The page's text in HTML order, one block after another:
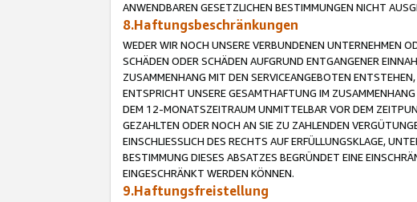
ANWENDBAREN GESETZLICHEN BESTIMMUNGEN NICHT
8.Haftungsbeschränkungen
WEDER WIR NOCH UNSERE VERBUNDENEN UNTERNEHMEN
SCHÄDEN ODER SCHÄDEN AUFGRUND ENTGANGENER
ZUSAMMENHANG MIT DEN SERVICEANGEBOTEN
ENTSPRICHT UNSERE GESAMTHAFTUNG IM
DEM 12-MONATSZEITRAUM UNMITTELBAR VOR DEM
GEZAHLTEN ODER NOCH AN SIE ZU ZAHLENDEN
EINSCHLIESSLICH DES RECHTS AUF ERFÜLLUNGSKLAGE,
BESTIMMUNG DIESES ABSATZES BEGRÜNDET EINE
EINGESCHRÄNKT WERDEN KÖNNEN.
9.Haftungsfreistellung